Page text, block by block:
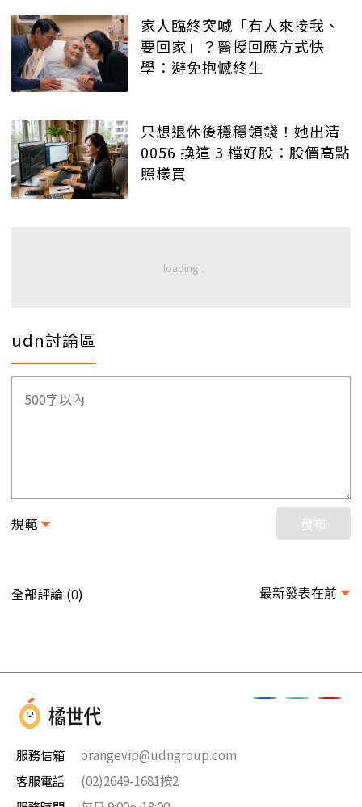
家人臨終突喊「有人來接我、
要回家」？醫授回應方式快
學：避免抱憾終生
只想退休後穩穩領錢！她出清
0056 換這 3 檔好股：股價高點
照樣買
udn討論區
規範 發布
全部評論 (0) 最新發表在前
服務信箱
orangevip@udngroup.com
客服電話
(02)2649-1681按2